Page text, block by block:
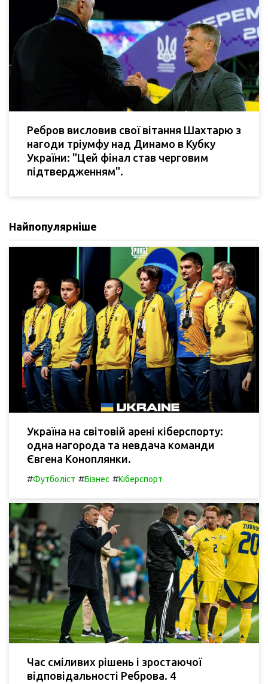
Ребров висловив свої вітання Шахтарю з
нагоди тріумфу над Динамо в Кубку
України: "Цей фінал став черговим
підтвердженням".
Найпопулярніше
Україна на світовій арені кіберспорту:
одна нагорода та невдача команди
Євгена Коноплянки.
#Футболіст #Бізнес #Кіберспорт
Час сміливих рішень і зростаючої
відповідальності Реброва. 4